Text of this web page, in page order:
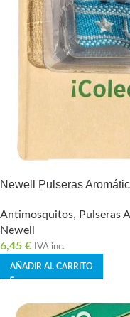
Newell Pulseras
Antimosquitos, Pulseras
Newell
6,45 € IVA inc.
AÑADIR AL CARRITO